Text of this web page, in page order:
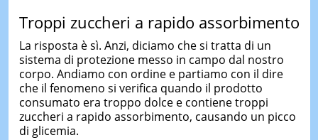
Troppi zuccheri a rapido assorbimento
La risposta è sì. Anzi, diciamo che si tratta di un
sistema di protezione messo in campo dal nostro
corpo. Andiamo con ordine e partiamo con il dire
che il fenomeno si verifica quando il prodotto
consumato era troppo dolce e contiene troppi
zuccheri a rapido assorbimento, causando un picco
di glicemia.